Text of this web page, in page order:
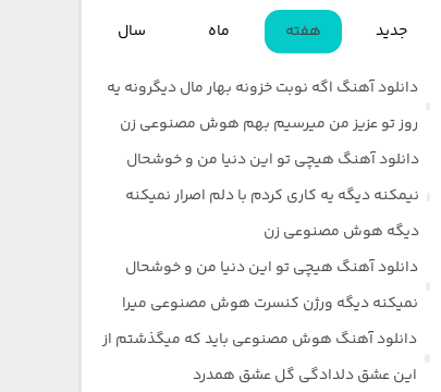
جدید هفته ماه سال
دانلود آهنگ اگه نوبت خزونه بهار مال دیگرونه یه
روز تو عزیز من میرسیم بهم هوش مصنوعی زن
دانلود آهنگ هیچی تو این دنیا من و خوشحال
نیمکنه دیگه یه کاری کردم با دلم اصرار نمیکنه
دیگه هوش مصنوعی زن
دانلود آهنگ هیچی تو این دنیا من و خوشحال
نمیکنه دیگه ورژن کنسرت هوش مصنوعی میرا
دانلود آهنگ هوش مصنوعی باید که میگذشتم از
این عشق دلدادگی گل عشق همدرد